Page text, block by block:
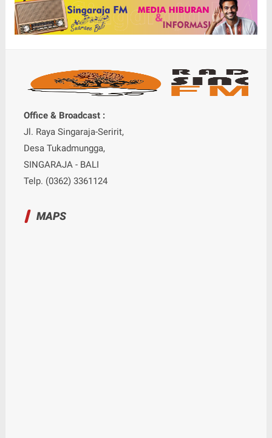
Office & Broadcast :
Jl. Raya Singaraja-Seririt,
Desa Tukadmungga,
SINGARAJA - BALI
Telp. (0362) 3361124
MAPS